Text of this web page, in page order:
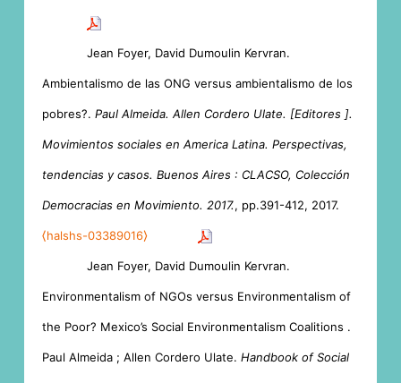
Jean Foyer, David Dumoulin Kervran.
Ambientalismo de las ONG versus ambientalismo de los
pobres?. Paul Almeida. Allen Cordero Ulate. [Editores ].
Movimientos sociales en America Latina. Perspectivas,
tendencias y casos. Buenos Aires : CLACSO, Colección
Democracias en Movimiento. 2017., pp.391-412, 2017.
⟨halshs-03389016⟩
Jean Foyer, David Dumoulin Kervran.
Environmentalism of NGOs versus Environmentalism of
the Poor? Mexico’s Social Environmentalism Coalitions .
Paul Almeida ; Allen Cordero Ulate. Handbook of Social